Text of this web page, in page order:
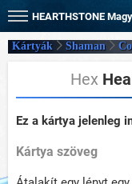
HEARTHSTONE
Kártyák Shaman
Hex
Ez a kártya jelenleg
Kártya szöveg